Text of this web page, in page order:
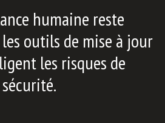
humaine reste
outils de mise à jour
les risques de
sécurité.